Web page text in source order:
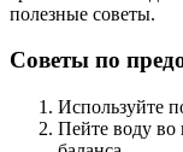
полезные советы.
Советы по
Используйте
Пейте воду во